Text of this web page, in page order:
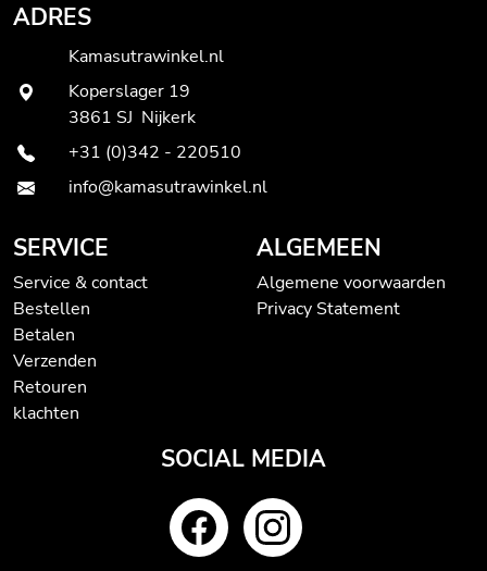
ADRES
Kamasutrawinkel.nl
Koperslager 19
3861 SJ Nijkerk
+31 (0)342 - 220510
info@kamasutrawinkel.nl
SERVICE
Service & contact
Bestellen
Betalen
Verzenden
Retouren
klachten
ALGEMEEN
Algemene voorwaarden
Privacy Statement
SOCIAL MEDIA